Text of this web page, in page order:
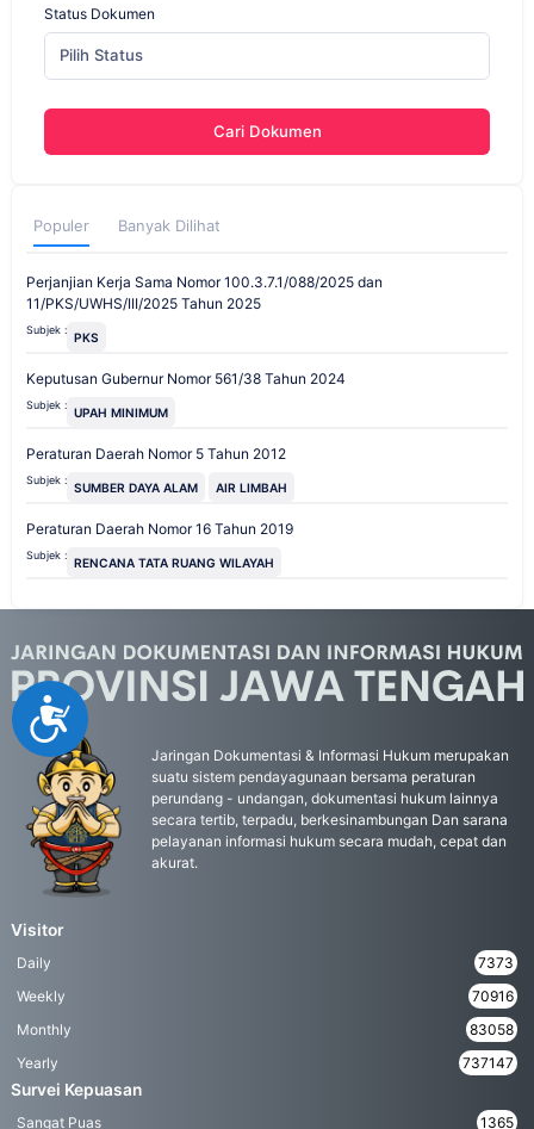
Accessibility
Status Dokumen
Pilih Status
Cari Dokumen
Populer Banyak Dilihat
Perjanjian Kerja Sama Nomor 100.3.7.1/088/2025 dan
11/PKS/UWHS/III/2025 Tahun 2025
Subjek : PKS
Keputusan Gubernur Nomor 561/38 Tahun 2024
Subjek : UPAH MINIMUM
Peraturan Daerah Nomor 5 Tahun 2012
Subjek : SUMBER DAYA ALAM AIR LIMBAH
Peraturan Daerah Nomor 16 Tahun 2019
Subjek : RENCANA TATA RUANG WILAYAH
Jaringan Dokumentasi & Informasi Hukum merupakan
suatu sistem pendayagunaan bersama peraturan
perundang - undangan, dokumentasi hukum lainnya
secara tertib, terpadu, berkesinambungan Dan sarana
pelayanan informasi hukum secara mudah, cepat dan
akurat.
Visitor
Daily
7373
Weekly
70916
Monthly
83058
Yearly
737147
Survei Kepuasan
Sangat Puas 1365